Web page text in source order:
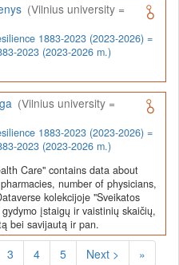
(Vilnius university =
1883-2023 (2023-2026) =
2023 (2023-2026 m.)
(Vilnius university =
1883-2023 (2023-2026) =
2023 (2023-2026 m.)
Care" contains data about
number of physicians,
kolekcijoje "Sveikatos
įstaigų ir vaistinių skaičių,
bei savijautą ir pan.
3 4 5 Next > »